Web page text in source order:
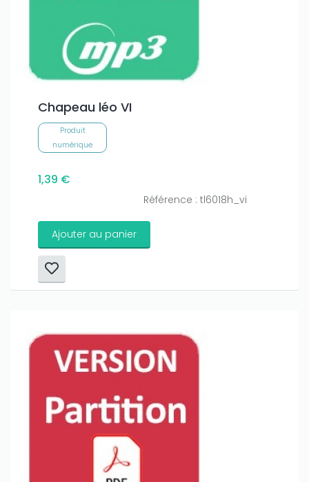
Chapeau léo VI
Produit
numérique
1,39 €
Référence : tl6018h_vi
Ajouter au panier